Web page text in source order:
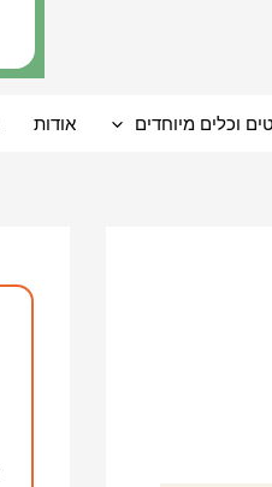
וכלים מיוחדים אודות